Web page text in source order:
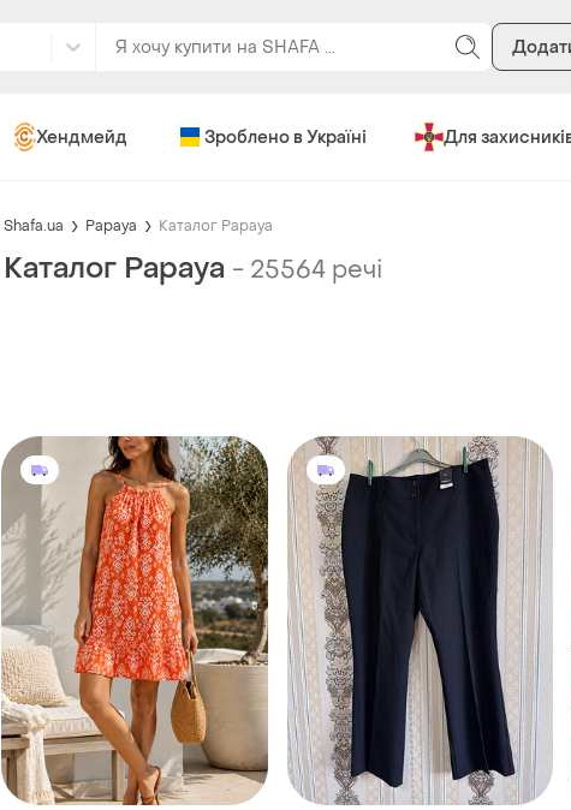
Хендмейд Зроблено в Україні Для
Shafa.ua Papaya Каталог Papaya
Каталог Papaya - 25564 речі